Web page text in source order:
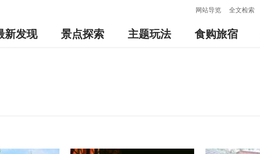
网站导览 全文检索
新发现 景点探索 主题玩法 食购旅宿